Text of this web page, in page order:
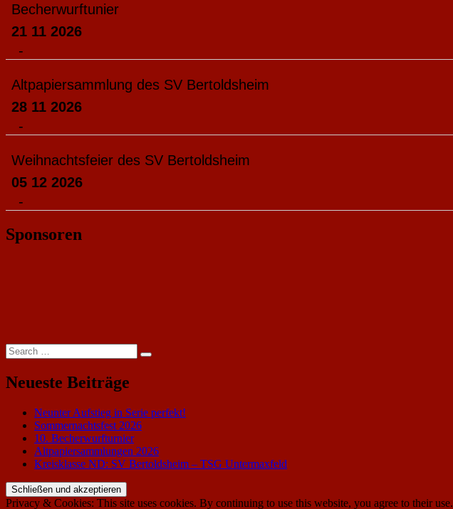
Becherwurftunier
21 11 2026
-
Altpapiersammlung des SV Bertoldsheim
28 11 2026
-
Weihnachtsfeier des SV Bertoldsheim
05 12 2026
-
Sponsoren
Search
for:
Search
Neueste Beiträge
Neunter Aufstieg in Serie perfekt!
Sommernachtsfest 2026
10. Becherwurfturnier
Altpapiersammlungen 2026
Kreisklasse ND: SV Bertoldsheim – TSG Untermaxfeld
Privacy & Cookies: This site uses cookies. By continuing to use this website, you agree to their use.